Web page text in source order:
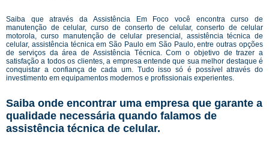
Saiba que através da Assistência Em Foco você encontra curso de
manutenção de celular, curso de conserto de celular, conserto de celular
motorola, curso manutenção de celular presencial, assistência técnica de
celular, assistência técnica em São Paulo em São Paulo, entre outras opções
de serviços da área de Assistência Técnica. Com o objetivo de trazer a
satisfação a todos os clientes, a empresa entende que sua melhor destaque é
conquistar a confiança de cada um. Tudo isso só é possível através do
investimento em equipamentos modernos e profissionais experientes.
Saiba onde encontrar uma empresa que garante a
qualidade necessária quando falamos de
assistência técnica de celular.